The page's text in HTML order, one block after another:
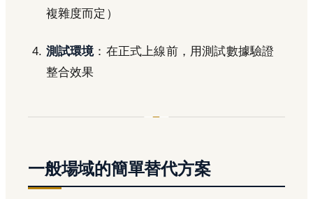
複雜度而定）
測試環境：在正式上線前，用測試數據驗證
整合效果
一般場域的簡單替代方案